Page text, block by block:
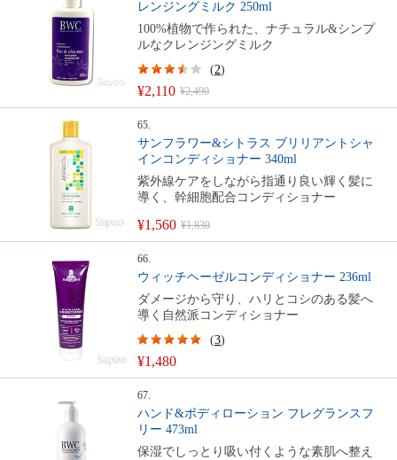
レンジングミルク 250ml
100%植物で作られた、ナチュラル&シンプ
ルなクレンジングミルク
¥2,110 ¥2,490
(2)
65.
サンフラワー&シトラス ブリリアントシャ
インコンディショナー 340ml
紫外線ケアをしながら指通り良い輝く髪に
導く、幹細胞配合コンディショナー
¥1,560 ¥1,830
66.
ウィッチヘーゼルコンディショナー 236ml
ダメージから守り、ハリとコシのある髪へ
導く自然派コンディショナー
¥1,480
(3)
67.
ハンド&ボディローション フレグランスフ
リー 473ml
保湿でしっとり吸い付くような素肌へ整え